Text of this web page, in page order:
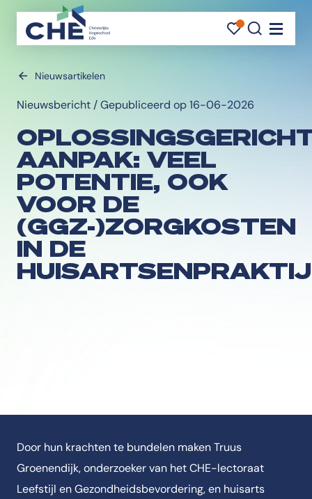
Nieuwsartikelen
Nieuwsbericht / Gepubliceerd op 16-06-2026
AANPAK: VEEL
POTENTIE, OOK
VOOR DE
(GGZ-)ZORGKOSTEN
IN DE
Door hun krachten te bundelen maken Truus
Groenendijk, onderzoeker van het CHE-lectoraat
Leefstijl en Gezondheidsbevordering, en huisarts